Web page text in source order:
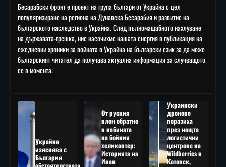
Бесарабски фронт е проект на група българи от Украйна с цел
популяризиране на региона на Дунавска Бесарабия и развитие на
българското наследство в Украйна. След пълномащабното нахлуване
на държавата-грешка, ние насочихме нашата енергия в публикация на
ежедневни хроники за войната в Украйна на български език за да може
българският читател да получава актуална информация за случващото
се в момента.
Украйна
изяснява с
България
От руския
плен обратно
в кабината
на бойния
хеликоптер:
Историята на
Иван
Украински
дронове
поразиха
през нощта
логистични
центрове на
Wildberries в
Котовск,